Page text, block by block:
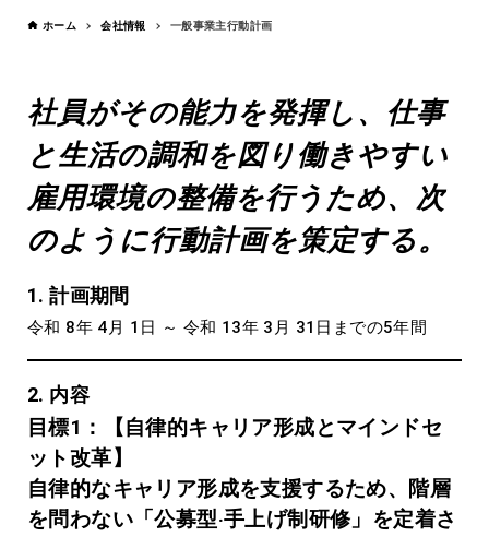
ホーム 会社情報 一般事業主行動計画
社員がその能力を発揮し、仕事
と生活の調和を図り働きやすい
雇用環境の整備を行うため、次
のように行動計画を策定する。
1. 計画期間
令和 8年 4月 1日 ～ 令和 13年 3月 31日までの5年間
2. 内容
⽬標1：【⾃律的キャリア形成とマインドセ
ット改⾰】
⾃律的なキャリア形成を⽀援するため、階層
を問わない「公募型‧⼿上げ制研修」を定着さ